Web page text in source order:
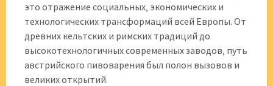
это отражение социальных‚ экономических и
технологических трансформаций всей Европы. От
древних кельтских и римских традиций до
высокотехнологичных современных заводов‚ путь
австрийского пивоварения был полон вызовов и
великих открытий.